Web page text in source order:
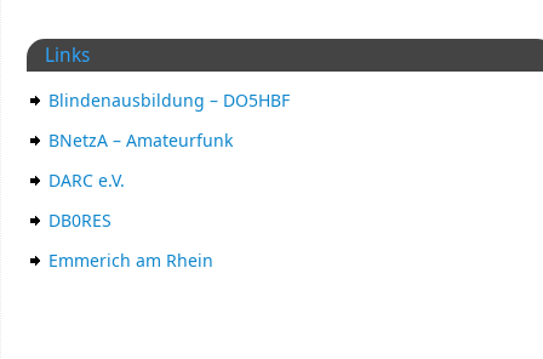
Links
Blindenausbildung – DO5HBF
BNetzA – Amateurfunk
DARC e.V.
DB0RES
Emmerich am Rhein